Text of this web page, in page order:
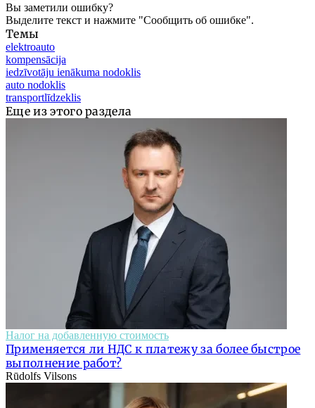
Вы заметили ошибку?
Выделите текст и нажмите "Сообщить об ошибке".
Темы
elektroauto
kompensācija
iedzīvotāju ienākuma nodoklis
auto nodoklis
transportlīdzeklis
Еще из этого раздела
Налог на добавленную стоимость
Применяется ли НДС к платежу за более быстрое
выполнение работ?
Rūdolfs Vilsons